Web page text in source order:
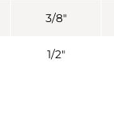
3/8"
1/2"